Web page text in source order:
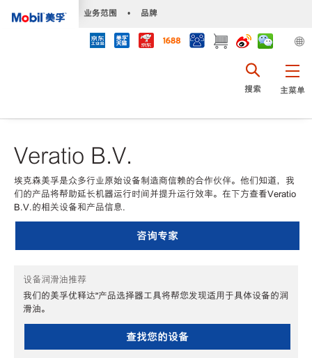
业务范围 • 品牌
主菜单
搜索
Veratio B.V.
埃克森美孚是众多行业原始设备制造商信赖的合作伙伴。他们知道，我
们的产品将帮助延长机器运行时间并提升运行效率。在下方查看Veratio
B.V.的相关设备和产品信息.
咨询专家
设备润滑油推荐
我们的美孚优释达℠产品选择器工具将帮您发现适用于具体设备的润
滑油。
查找您的设备